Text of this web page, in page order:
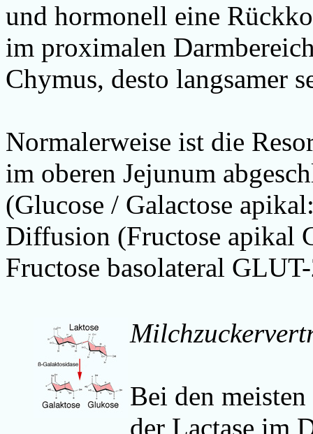
und hormonell eine
im proximalen
Chymus, desto langsamer
Normalerweise ist die
im oberen Jejunum
(Glucose / Galactose
Diffusion (Fructose apikal
Fructose basolateral
Bei den
der Lactase im